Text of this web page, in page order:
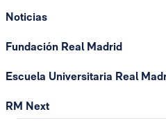
Noticias
Fundación Real Madrid
Escuela Universitaria Real
RM Next